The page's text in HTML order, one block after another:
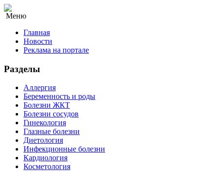
Меню
Главная
Новости
Реклама на портале
Разделы
Аллергия
Беременность и роды
Болезни ЖКТ
Болезни сосудов
Гинекология
Глазные болезни
Диетология
Инфекционные болезни
Кардиология
Косметология